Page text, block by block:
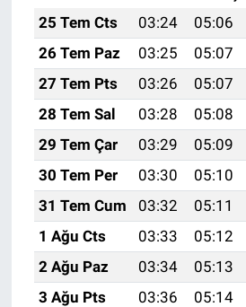
25 Tem Cts
03:24 05:06
26 Tem Paz
03:25 05:07
27 Tem Pts
03:26 05:07
28 Tem Sal
03:28 05:08
29 Tem Çar
03:29 05:09
30 Tem Per
03:30 05:10
31 Tem Cum
03:32 05:11
1 Ağu Cts
03:33 05:12
2 Ağu Paz
03:34 05:13
3 Ağu Pts
03:36 05:14